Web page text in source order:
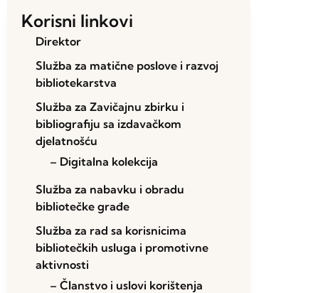
Korisni linkovi
Direktor
Služba za matične poslove i razvoj
bibliotekarstva
Služba za Zavičajnu zbirku i
bibliografiju sa izdavačkom
djelatnošću
– Digitalna kolekcija
Služba za nabavku i obradu
bibliotečke građe
Služba za rad sa korisnicima
bibliotečkih usluga i promotivne
aktivnosti
– Članstvo i uslovi korištenja